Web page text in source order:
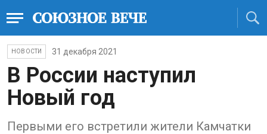
НОВОСТИ 31 декабря 2021
В России наступил
Новый год
Первыми его встретили жители Камчатки